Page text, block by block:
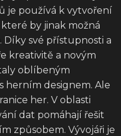
je používá k vytvoření
by jinak možná
Díky své přístupnosti a
kreativitě a novým
oblíbeným
herním designem. Ale
her. V oblasti
dat pomáhají řešit
způsobem. Vývojáři je